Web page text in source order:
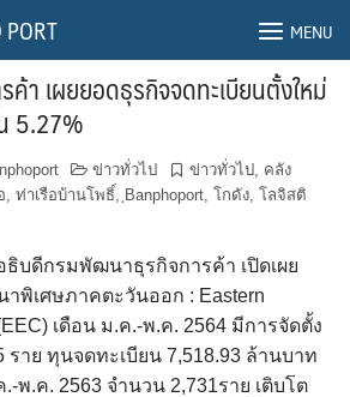
MENU
า เผยยอดธุรกิจจดทะเบียนตั้งใหม่
5.27%
ข่าวทั่วไป ข่าวทั่วไป, คลัง
, ท่าเรือบ้านโพธิ์, ฺBanphoport, โกดัง, โลจิสติ
บดีกรมพัฒนาธุรกิจการค้า เปิดเผย
าพิเศษภาคตะวันออก : Eastern
เดือน ม.ค.-พ.ค. 2564 มีการจัดตั้ง
ราย ทุนจดทะเบียน 7,518.93 ล้านบาท
พ.ค. 2563 จำนวน 2,731ราย เติบโต